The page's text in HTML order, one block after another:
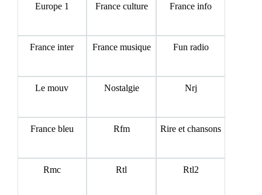
Europe 1 France culture France info
France inter France musique Fun radio
Le mouv Nostalgie Nrj
France bleu Rfm Rire et chansons
Rmc Rtl Rtl2